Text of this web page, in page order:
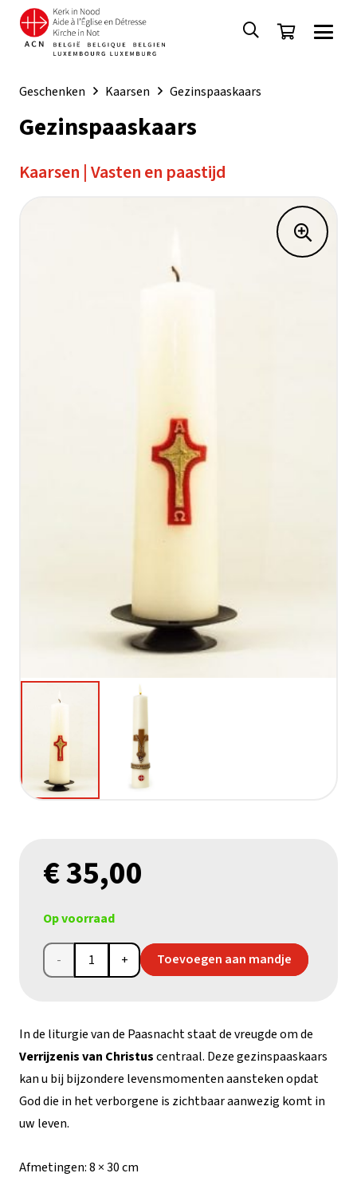
Geschenken Kaarsen Gezinspaaskaars
Gezinspaaskaars
Kaarsen |Vasten en paastijd
€35,00
Op voorraad
Gezinspaaskaars
Toevoegen aan mandje
In de liturgie van de Paasnacht staat de vreugde om de
Verrijzenis van Christuscentraal. Deze gezinspaaskaars
kan u bij bijzondere levensmomenten aansteken opdat
God die in het verborgene is zichtbaar aanwezig komt in
uw leven.
Afmetingen:8 × 30 cm